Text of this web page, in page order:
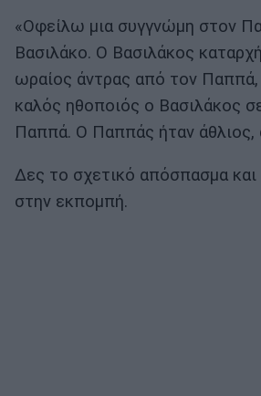
«Οφείλω μια συγγνώμη στον
Βασιλάκο. Ο Βασιλάκος
ωραίος άντρας από τον Παππά,
καλός ηθοποιός ο Βασιλάκος
Παππά. Ο Παππάς ήταν άθλιος,
Δες το σχετικό απόσπασμα και
στην εκπομπή.